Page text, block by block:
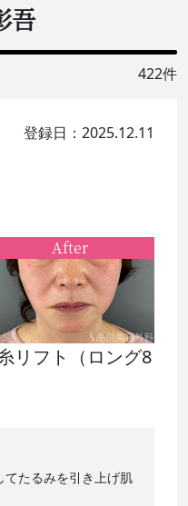
吾
422件
登録日：2025.12.11
リフト（ロング8
てたるみを引き上げ肌
After